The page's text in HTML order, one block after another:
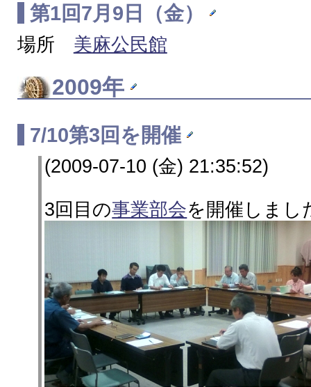
第1回7月9日（金）
場所 美麻公民館
2009年
7/10第3回を開催
(2009-07-10 (金) 21:35:52)
3回目の事業部会を開催しまし